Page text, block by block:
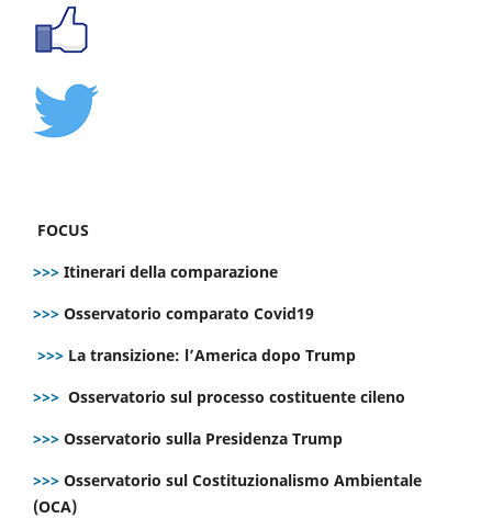
FOCUS
>>> Itinerari della comparazione
>>> Osservatorio comparato Covid19
>>> La transizione: l’America dopo Trump
>>> Osservatorio sul processo costituente cileno
>>> Osservatorio sulla Presidenza Trump
>>> Osservatorio sul Costituzionalismo Ambientale
(OCA)